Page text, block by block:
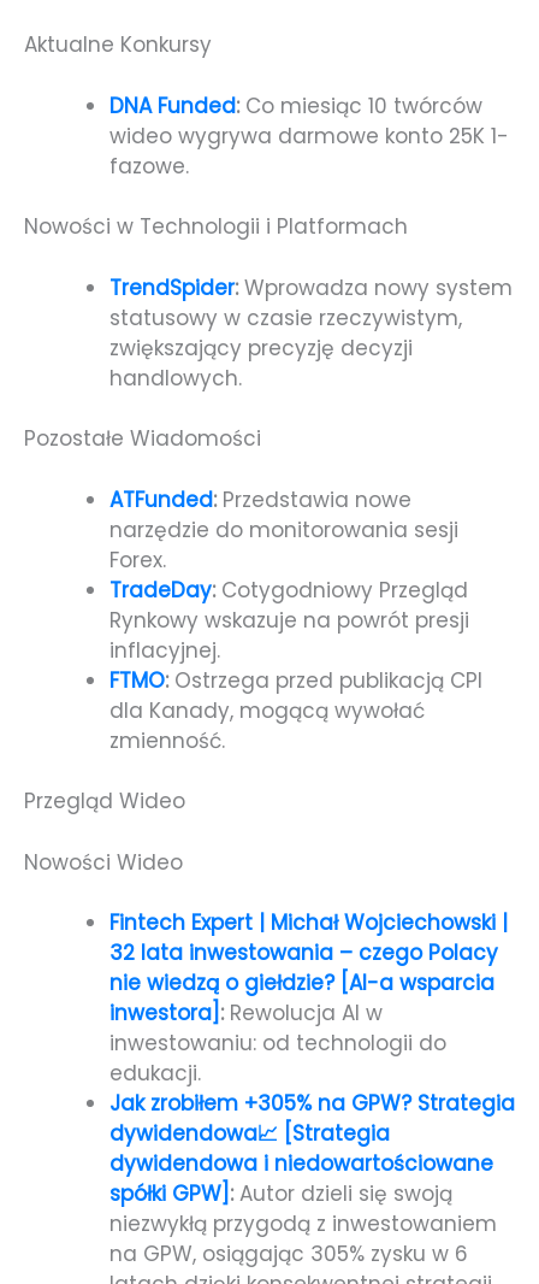
Aktualne Konkursy
DNA Funded:Co miesiąc 10 twórców
wideo wygrywa darmowe konto 25K 1-
fazowe.
Nowości w Technologii i Platformach
TrendSpider:Wprowadza nowy system
statusowy w czasie rzeczywistym,
zwiększający precyzję decyzji
handlowych.
Pozostałe Wiadomości
ATFunded:Przedstawia nowe
narzędzie do monitorowania sesji
Forex.
TradeDay:Cotygodniowy Przegląd
Rynkowy wskazuje na powrót presji
inflacyjnej.
FTMO:Ostrzega przed publikacją CPI
dla Kanady, mogącą wywołać
zmienność.
Przegląd Wideo
Nowości Wideo
Fintech Expert | Michał Wojciechowski |
32 lata inwestowania – czego Polacy
nie wiedzą o giełdzie? [AI-a wsparcia
inwestora] :Rewolucja AI w
inwestowaniu: od technologii do
edukacji.
Jak zrobiłem +305% na GPW? Strategia
dywidendowa📈 [Strategia
dywidendowa i niedowartościowane
spółki GPW] :Autor dzieli się swoją
niezwykłą przygodą z inwestowaniem
na GPW, osiągając 305% zysku w 6